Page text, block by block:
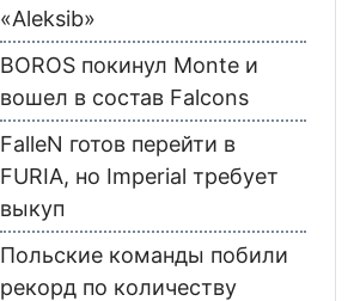
«Aleksib»
BOROS покинул Monte и
вошел в состав Falcons
FalleN готов перейти в
FURIA, но Imperial требует
выкуп
Польские команды побили
рекорд по количеству